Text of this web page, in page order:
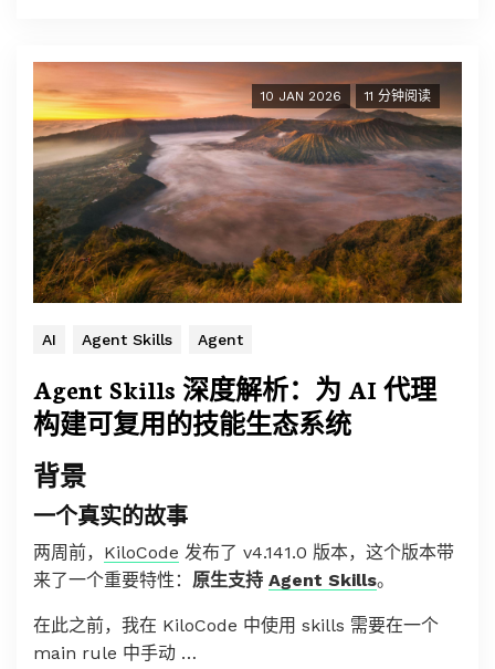
10 JAN 2026 11 分钟阅读
AI Agent Skills Agent
Agent Skills 深度解析：为 AI 代理
构建可复用的技能生态系统
背景
一个真实的故事
两周前， KiloCode 发布了 v4.141.0 版本，这个版本带
来了一个重要特性： 原生支持 Agent Skills。
在此之前，我在 KiloCode 中使用 skills 需要在一个
main rule 中手动 …